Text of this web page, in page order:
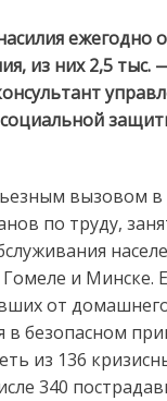
в
из них 2,5
вызовом в
по труду,
и
от
безопасном
из 136
340